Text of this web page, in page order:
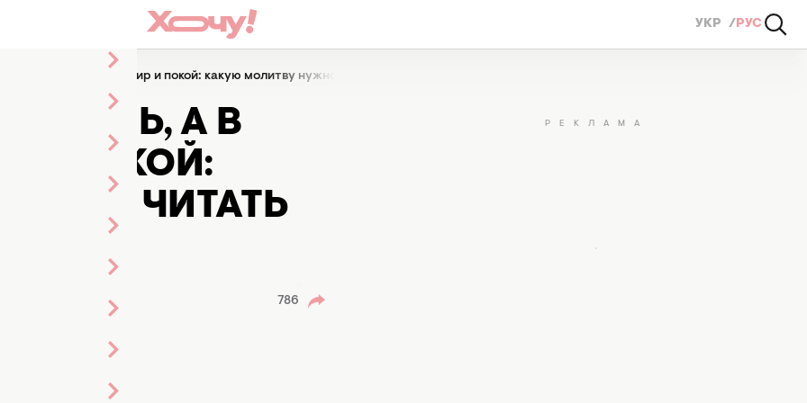
УКР РУС
а в доме царили мир и покой: какую молитву нужно читать перед выпечкой пасхи
А В
И ПОКОЙ:
ЧИТАТЬ
786